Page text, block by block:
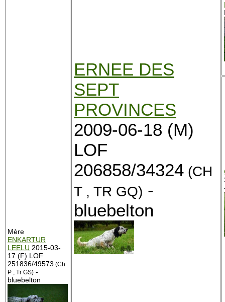
Mère
ENKARTUR
LEELU 2015-03-
17 (F) LOF
251836/49573 (Ch
P , Tr GS) -
bluebelton
ERNEE DES
SEPT
PROVINCES
2009-06-18 (M)
LOF
206858/34324 (CH
T , TR GQ) -
bluebelton